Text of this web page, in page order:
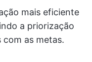
mais eficiente
a priorização
as metas.